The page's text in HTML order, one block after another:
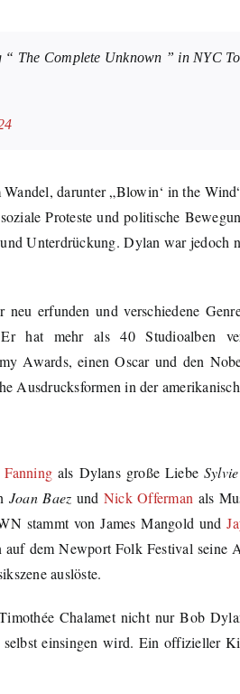
The Complete Unknown ” in NYC
darunter „Blowin‘ in the
Proteste und politische
Unterdrückung. Dylan war jedoch
erfunden und verschiedene
hat mehr als 40 Studioalben
Awards, einen Oscar und den
Ausdrucksformen in der
als Dylans große Liebe
Joan Baez und Nick Offerman als
stammt von James Mangold und
dem Newport Folk Festival seine
auslöste.
Chalamet nicht nur Bob
einsingen wird. Ein offizieller